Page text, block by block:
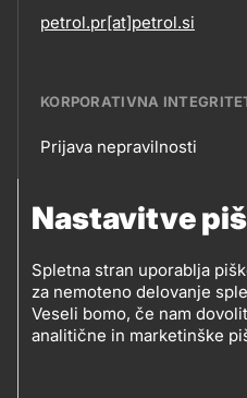
Nastavitve
Spletna stran uporablja
za nemoteno delovanje
Veseli bomo, če nam
analitične in marketinške
petrol.pr[at]petrol.si
KORPORATIVNA
integriteta
Prijava nepravilnosti
SLEDITE NAM
Sledite
nam
Prodajna mesta